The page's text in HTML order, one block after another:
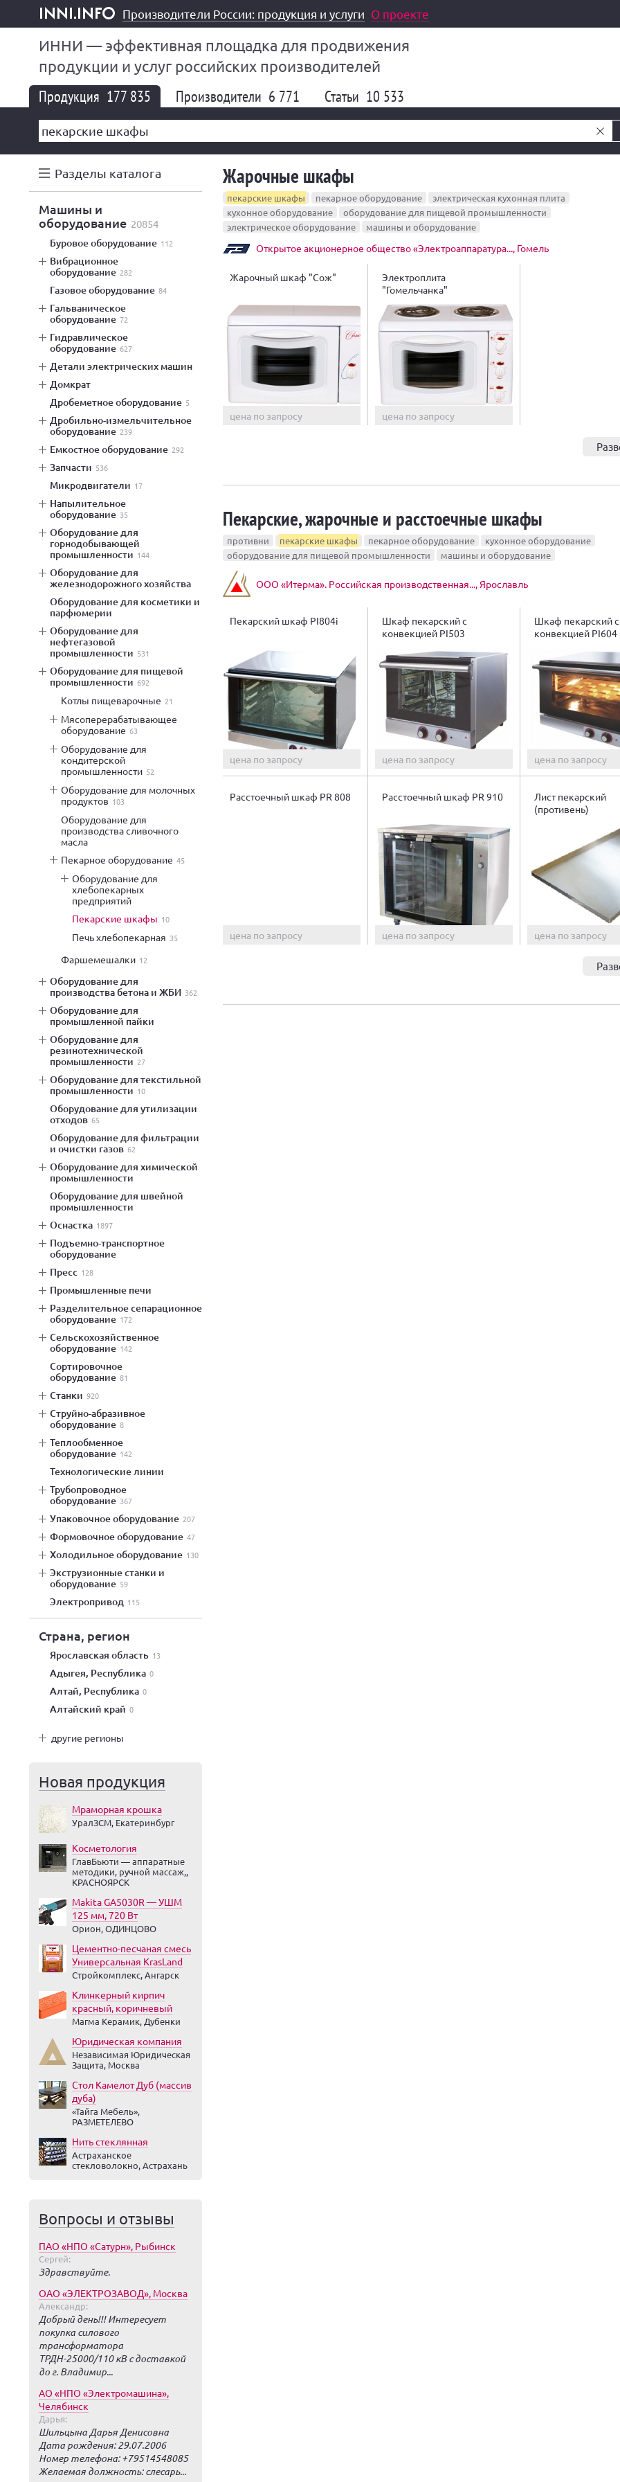
inni.info
Производители России: продукция и услуги О проекте
ИННИ — эффективная площадка для продвижения
продукции и услуг российских производителей
Продукция 177 835 Производители 6 771 Статьи 10 533
Разделы каталога
машины и
оборудование 20854
буровое оборудование 112
вибрационное
оборудование 282
газовое оборудование 84
гальваническое
оборудование 72
гидравлическое
оборудование 627
детали электрических машин
домкрат
дробеметное оборудование 5
дробильно-измельчительное
оборудование 239
емкостное оборудование 292
запчасти 536
микродвигатели 17
напылительное
оборудование 35
оборудование для
горнодобывающей
промышленности 144
оборудование для
железнодорожного хозяйства
оборудование для косметики и
парфюмерии
оборудование для
нефтегазовой
промышленности 531
оборудование для пищевой
промышленности 692
котлы пищеварочные 21
мясоперерабатывающее
оборудование 63
оборудование для
кондитерской
промышленности 52
оборудование для молочных
продуктов 103
оборудование для
производства сливочного
масла
пекарное оборудование 45
оборудование для
хлебопекарных
предприятий
пекарские шкафы 10
печь хлебопекарная 35
фаршемешалки 12
оборудование для
производства бетона и ЖБИ 362
оборудование для
промышленной пайки
оборудование для
резинотехнической
промышленности 27
оборудование для текстильной
промышленности 10
оборудование для утилизации
отходов 65
оборудование для фильтрации
и очистки газов 62
оборудование для химической
промышленности
оборудование для швейной
промышленности
оснастка 1897
подъемно-транспортное
оборудование
пресс 128
промышленные печи
разделительное сепарационное
оборудование 172
сельскохозяйственное
оборудование 142
сортировочное
оборудование 81
станки 920
струйно-абразивное
оборудование 8
теплообменное
оборудование 142
технологические линии
трубопроводное
оборудование 367
упаковочное оборудование 207
формовочное оборудование 47
холодильное оборудование 130
экструзионные станки и
оборудование 59
электропривод 115
Страна, регион
Ярославская область 13
Адыгея, Республика 0
Алтай, Республика 0
Алтайский край 0
другие регионы
Новая продукция
Мраморная крошка
УралЗСМ, Екатеринбург
Косметология
ГлавБьюти — аппаратные
методики, ручной массаж,,
КРАСНОЯРСК
Makita GA5030R — УШМ
125 мм, 720 Вт
Орион, ОДИНЦОВО
Цементно-песчаная смесь
Универсальная KrasLand
Стройкомплекс, Ангарск
Клинкерный кирпич
красный, коричневый
Магма Керамик, Дубенки
Юридическая компания
Независимая Юридическая
Защита, Москва
Стол Камелот Дуб (массив
дуба)
«Тайга Мебель»,
РАЗМЕТЕЛЕВО
Нить стеклянная
Астраханское
стекловолокно, Астрахань
Вопросы и отзывы
ПАО «НПО «Сатурн», Рыбинск
Сергей:
Здравствуйте.
ОАО «ЭЛЕКТРОЗАВОД», Москва
Александр:
Добрый день!!! Интересует
покупка силового
трансформатора
ТРДН-25000/110 кВ с доставкой
до г. Владимир...
АО «НПО «Электромашина»,
Челябинск
Дарья:
Шильцына Дарья Денисовна
Дата рождения: 29.07.2006
Номер телефона: +79514548085
Желаемая должность: слесарь...
Жарочные шкафы
пекарские шкафы пекарное оборудование
электрическая кухонная плита
кухонное оборудование
оборудование для пищевой промышленности
электрическое оборудование
машины и оборудование
Открытое акционерное общество «Электроаппаратура..., Гомель
Жарочный шкаф "Сож"
цена по запросу
Электроплита
"Гомельчанка"
цена по запросу
Пекарские, жарочные и расстоечные шкафы
противни пекарские шкафы пекарное оборудование
кухонное оборудование
оборудование для пищевой промышленности
машины и оборудование
ООО «Итерма». Российская производственная..., Ярославль
Пекарский шкаф PI804i
цена по запросу
Шкаф пекарский с
конвекцией PI503
цена по запросу
Шкаф пекарский с
конвекцией PI604
цена по запросу
Расстоечный шкаф PR 808
цена по запросу
Расстоечный шкаф PR 910
цена по запросу
Лист пекарский
(противень)
цена по запросу